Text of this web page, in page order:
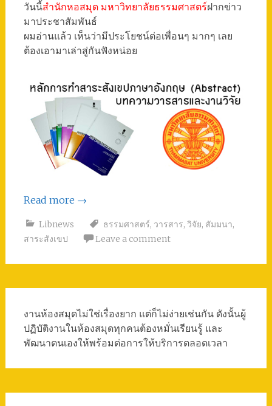
วันนี้สำนักหอสมุด มหาวิทยาลัยธรรมศาสตร์ฝากข่าว
มาประชาสัมพันธ์
ผมอ่านแล้ว เห็นว่ามีประโยชน์ต่อเพื่อนๆ มากๆ เลย
ต้องเอามาเล่าสู่กันฟังหน่อย
Read more →
Libnews ธรรมศาสตร์, วารสาร, วิจัย, สัมมนา,
สาระสังเขป
Leave a comment
งานห้องสมุดไม่ใช่เรื่องยาก แต่ก็ไม่ง่ายเช่นกัน ดังนั้นผู้
ปฏิบัติงานในห้องสมุดทุกคนต้องหมั่นเรียนรู้ และ
พัฒนาตนเองให้พร้อมต่อการให้บริการตลอดเวลา